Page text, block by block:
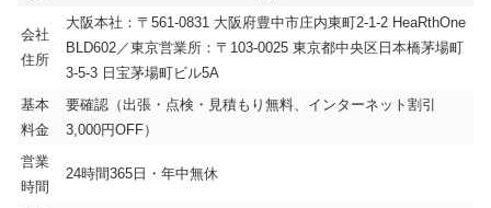
会社
住所
大阪本社：〒561-0831 大阪府豊中市庄内東町2-1-2 HeaRthOne
BLD602／東京営業所：〒103-0025 東京都中央区日本橋茅場町
3-5-3 日宝茅場町ビル5A
基本
料金
要確認（出張・点検・見積もり無料、インターネット割引
3,000円OFF）
営業
時間
24時間365日・年中無休